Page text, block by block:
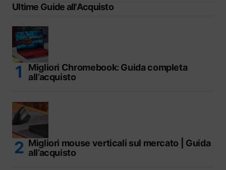
Ultime Guide all'Acquisto
Migliori Chromebook: Guida completa
all’acquisto
Migliori mouse verticali sul mercato | Guida
all’acquisto